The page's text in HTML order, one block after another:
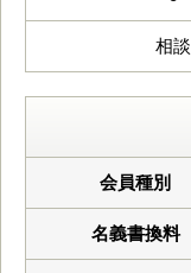
相談
会員種別
名義書換料